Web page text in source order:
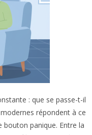
: que se passe-t-il
répondent à ce
bouton panique. Entre la